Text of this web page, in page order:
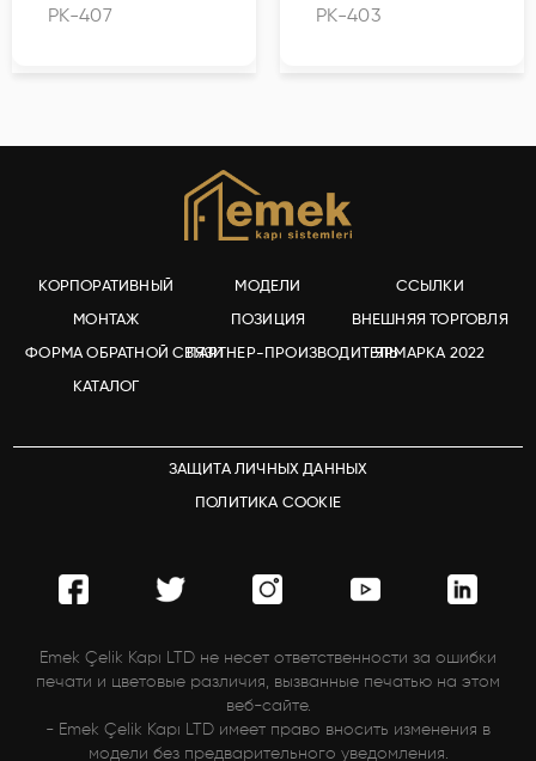
PK-407 PK-403
КОРПОРАТИВНЫЙ МОДЕЛИ ССЫЛКИ
МОНТАЖ ПОЗИЦИЯ ВНЕШНЯЯ ТОРГОВЛЯ
ФОРМА ОБРАТНОЙ СВЯЗИПАРТНЕР-ПРОИЗВОДИТЕЛЬЯРМАРКА 2022
КАТАЛОГ
ЗАЩИТА ЛИЧНЫХ ДАННЫХ
ПОЛИТИКА COOKIE
Emek Çelik Kapı LTD не несет ответственности за ошибки
печати и цветовые различия, вызванные печатью на этом
веб-сайте.
- Emek Çelik Kapı LTD имеет право вносить изменения в
модели без предварительного уведомления.